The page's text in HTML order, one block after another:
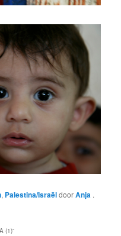
, Palestina/IsraëldoorAnja .
(1)”